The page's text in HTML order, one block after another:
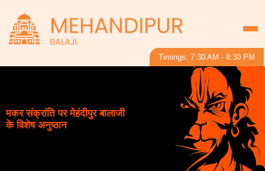
Timings: 7:30 AM - 8:30 PM
मकर संक्रांति पर मेहंदीपुर बालाजी
के विशेष अनुष्ठान